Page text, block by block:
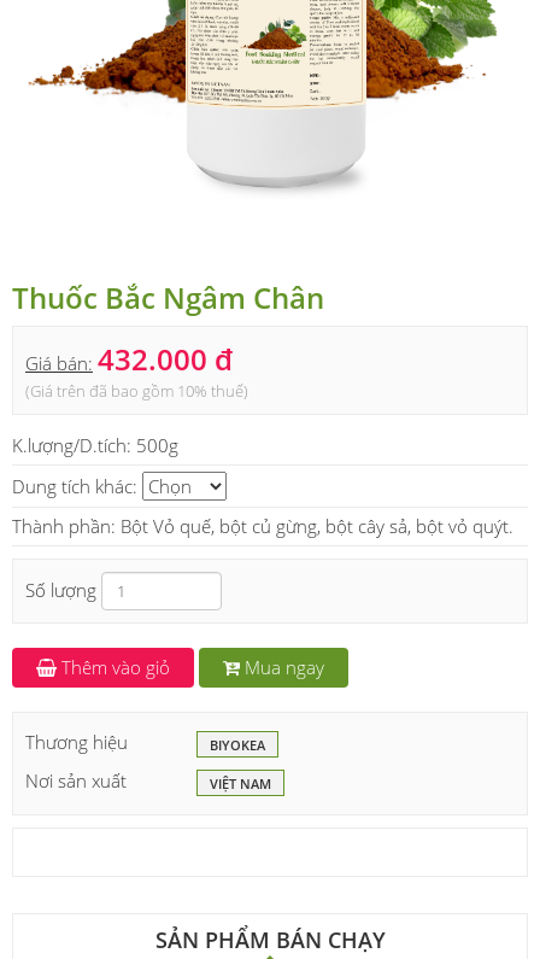
Thuốc Bắc Ngâm Chân
Giá bán: 432.000 đ
(Giá trên đã bao gồm 10% thuế)
K.lượng/D.tích: 500g
Dung tích khác:
Thành phần: Bột Vỏ quế, bột củ gừng, bột cây sả, bột vỏ quýt.
Số lượng
Thêm vào giỏ Mua ngay
Thương hiệu BIYOKEA
Nơi sản xuất VIỆT NAM
SẢN PHẨM BÁN CHẠY